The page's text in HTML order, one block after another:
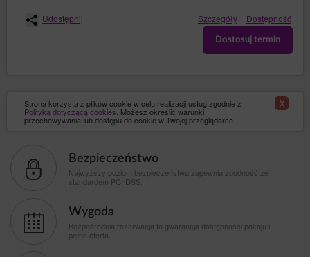
Udostępnij Szczegóły Dostępność
Dostosuj termin
Strona korzysta z plików cookie w celu realizacji usług zgodnie z
Polityką dotyczącą cookies. Możesz określić warunki
przechowywania lub dostępu do cookie w Twojej przeglądarce.
X
Bezpieczeństwo
Najwyższy poziom bezpieczeństwa zapewnia zgodność ze
standardem PCI DSS.
Wygoda
Bezpośrednia rezerwacja to gwarancja dostępności pokoju i
pełna oferta.